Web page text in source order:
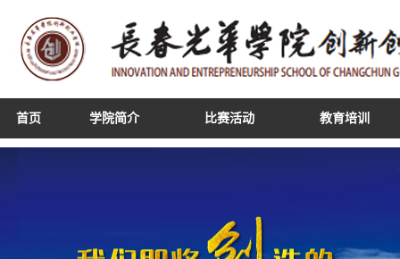
首页 学院简介 比赛活动 教育培训